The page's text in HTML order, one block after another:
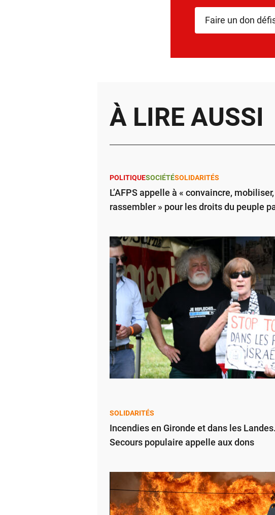
Faire un don
À LIRE AUSSI
POLITIQUESOCIÉTÉSOLIDARITÉS
L’AFPS appelle à « convaincre, mobiliser,
rassembler » pour les droits du peuple
SOLIDARITÉS
Incendies en Gironde et dans les
Secours populaire appelle aux dons